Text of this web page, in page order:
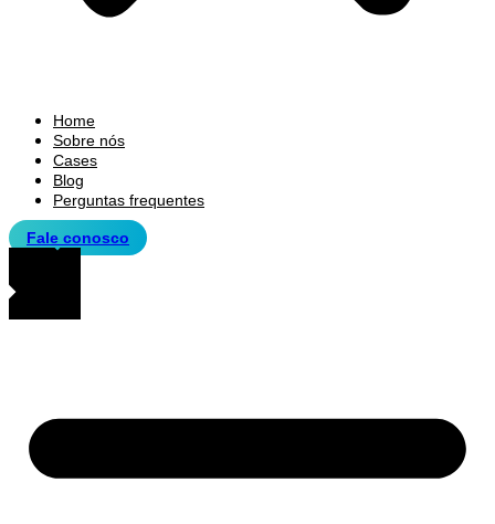
Home
Sobre nós
Cases
Blog
Perguntas frequentes
Fale conosco